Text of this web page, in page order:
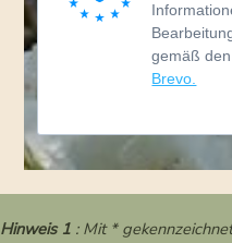
gemäß den
Brevo.
Hinweis 1 : Mit *